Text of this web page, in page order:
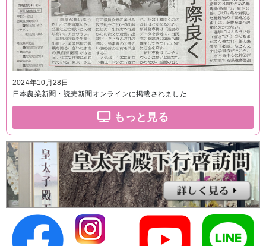
2024年10月28日
日本農業新聞・読売新聞オンラインに掲載されました
もっと見る